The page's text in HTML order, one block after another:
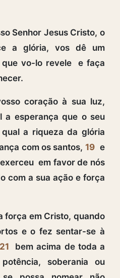
Senhor Jesus Cristo, o
a glória, vos dê um
que vo-lo revele e faça
coração à sua luz,
a esperança que o seu
a riqueza da glória
com os santos, 19 e
em favor de nós
com a sua ação e força
força em Cristo, quando
e o fez sentar-se à
21
bem acima de toda a
soberania ou